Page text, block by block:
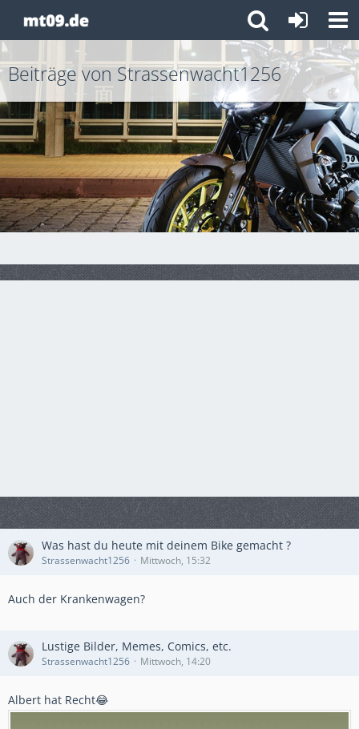
Beiträge von Strassenwacht1256
Was hast du heute mit deinem Bike gemacht ?
Strassenwacht1256 Mittwoch, 15:32
Auch der Krankenwagen?
Lustige Bilder, Memes, Comics, etc.
Strassenwacht1256 Mittwoch, 14:20
Albert hat Recht😂